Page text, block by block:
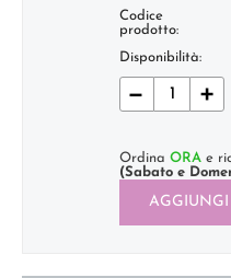
Codice
prodotto:
Disponibilità:
+
−
Ordina ORA e
(Sabato e